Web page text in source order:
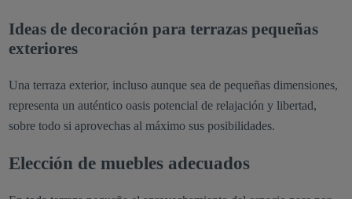
Ideas de decoración para terrazas pequeñas
exteriores
Una terraza exterior, incluso aunque sea de pequeñas dimensiones,
representa un auténtico oasis potencial de relajación y libertad,
sobre todo si aprovechas al máximo sus posibilidades.
Elección de muebles adecuados